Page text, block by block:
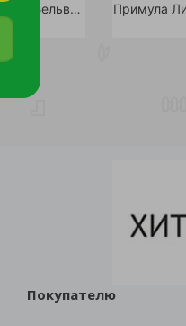
Абутилон гибридный Смесь Бельвю 0,1гр/10
Покупателю